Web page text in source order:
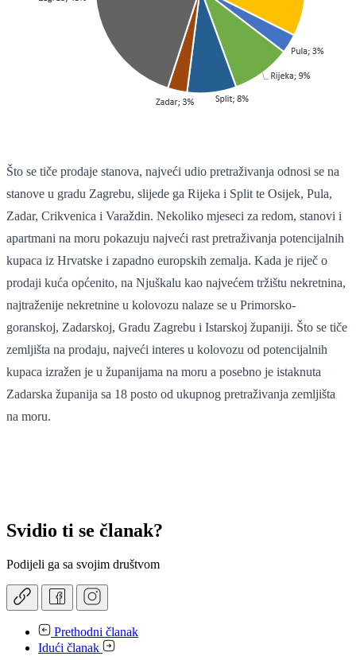
Što se tiče prodaje stanova, najveći udio pretraživanja odnosi se na
stanove u gradu Zagrebu, slijede ga Rijeka i Split te Osijek, Pula,
Zadar, Crikvenica i Varaždin. Nekoliko mjeseci za redom, stanovi i
apartmani na moru pokazuju najveći rast pretraživanja potencijalnih
kupaca iz Hrvatske i zapadno europskih zemalja. Kada je riječ o
prodaji kuća općenito, na Njuškalu kao najvećem tržištu nekretnina,
najtraženije nekretnine u kolovozu nalaze se u Primorsko-
goranskoj, Zadarskoj, Gradu Zagrebu i Istarskoj županiji. Što se tiče
zemljišta na prodaju, najveći interes u kolovozu od potencijalnih
kupaca izražen je u županijama na moru a posebno je istaknuta
Zadarska županija sa 18 posto od ukupnog pretraživanja zemljišta
na moru.
Svidio ti se članak?
Podijeli ga sa svojim društvom
Prethodni članak
Idući članak